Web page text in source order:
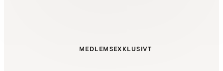
MEDLEMSEXKLUSIVT